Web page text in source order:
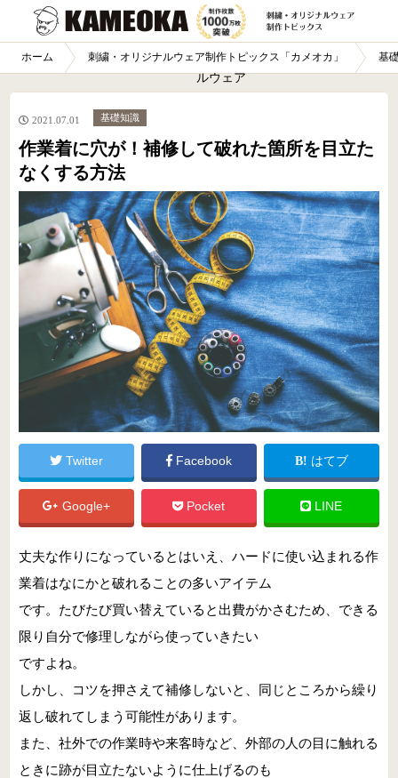
オリジナ
ルウェア
信頼 制
000万枚
突破
ホーム 刺繍・オリジナルウェア制作トピックス「カメオカ」 基
2021.07.01 基礎知識
作業着に穴が！補修して破れた箇所を目立た
なくする方法
Twitter Facebook はてブ
Google+ Pocket LINE
丈夫な作りになっているとはいえ、ハードに使い込まれる作
業着はなにかと破れることの多いアイテム
です。たびたび買い替えていると出費がかさむため、できる
限り自分で修理しながら使っていきたい
ですよね。
しかし、コツを押さえて補修しないと、同じところから繰り
返し破れてしまう可能性があります。
また、社外での作業時や来客時など、外部の人の目に触れる
ときに跡が目立たないように仕上げるのも